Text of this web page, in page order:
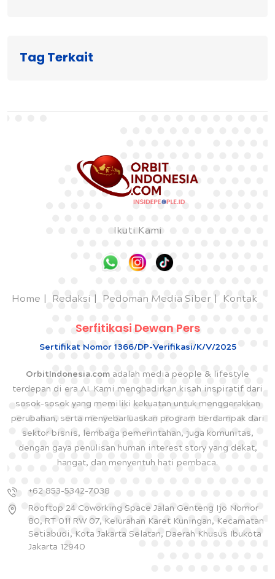
Tag Terkait
Ikuti Kami
Home Redaksi Pedoman Media Siber Kontak
Serfitikasi Dewan Pers
Sertifikat Nomor 1366/DP-Verifikasi/K/V/2025
OrbitIndonesia.com adalah media people & lifestyle
terdepan di era AI. Kami menghadirkan kisah inspiratif dari
sosok-sosok yang memiliki kekuatan untuk menggerakkan
perubahan, serta menyebarluaskan program berdampak dari
sektor bisnis, lembaga pemerintahan, juga komunitas,
dengan gaya penulisan human interest story yang dekat,
hangat, dan menyentuh hati pembaca.
+62 853-5342-7038
Rooftop 24 Coworking Space Jalan Genteng Ijo Nomor
80, RT 011 RW 07, Kelurahan Karet Kuningan, Kecamatan
Setiabudi, Kota Jakarta Selatan, Daerah Khusus Ibukota
Jakarta 12940